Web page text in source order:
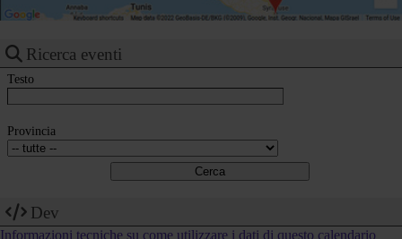
Ricerca eventi
Testo
Provincia
Dev
Informazioni tecniche su come utilizzare i dati di questo calendario